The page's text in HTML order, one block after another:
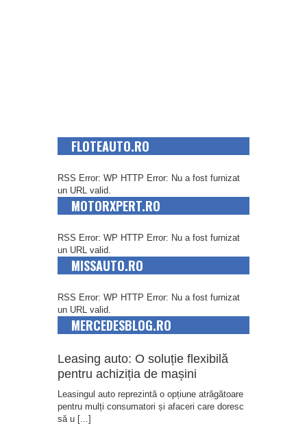
FLOTEAUTO.RO
RSS Error: WP HTTP Error: Nu a fost furnizat
un URL valid.
MOTORXPERT.RO
RSS Error: WP HTTP Error: Nu a fost furnizat
un URL valid.
MISSAUTO.RO
RSS Error: WP HTTP Error: Nu a fost furnizat
un URL valid.
MERCEDESBLOG.RO
Leasing auto: O soluție flexibilă
pentru achiziția de mașini
Leasingul auto reprezintă o opțiune atrăgătoare
pentru mulți consumatori și afaceri care doresc
să u [...]